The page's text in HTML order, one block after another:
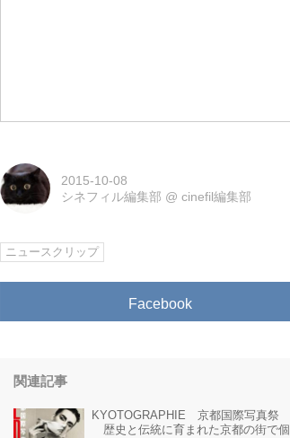
2015-10-08
シネフィル編集部 @cinefil編集部
ニュースクリップ
Facebook
関連記事
KYOTOGRAPHIE 京都国際写真祭
歴史と伝統に育まれた京都の街で個